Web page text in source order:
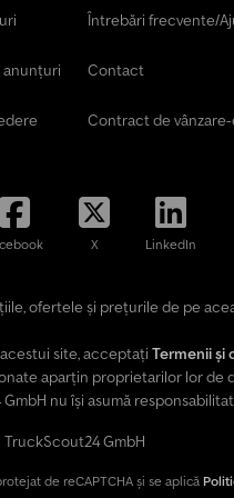
anunțuri
Întrebări frecvente/
Contact
Contract de
X LinkedIn
ofertele și prețurile de pe
site, acceptați Termenii și
aparțin proprietarilor lor de
nu își asumă
GmbH
de reCAPTCHA și se aplică